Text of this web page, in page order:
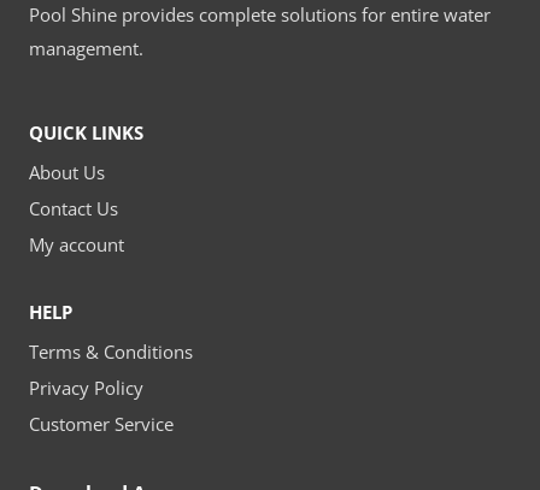
Pool Shine provides complete solutions for entire water
management.
QUICK LINKS
About Us
Contact Us
My account
HELP
Terms & Conditions
Privacy Policy
Customer Service